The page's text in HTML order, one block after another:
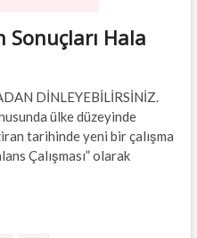
Sonuçları Hala
DİNLEYEBİLİRSİNİZ.
ülke düzeyinde
tarihinde yeni bir çalışma
Çalışması” olarak